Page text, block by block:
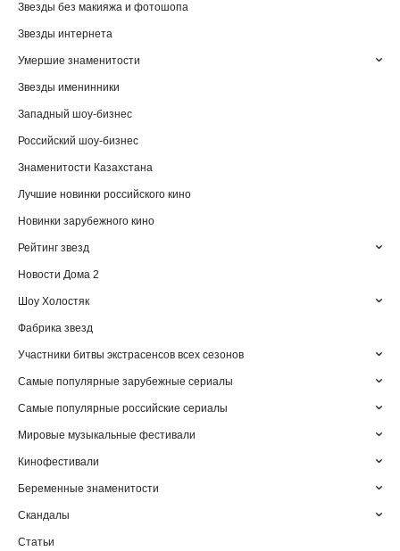
Звезды без макияжа и фотошопа
Звезды интернета
Умершие знаменитости
Звезды именинники
Западный шоу-бизнес
Российский шоу-бизнес
Знаменитости Казахстана
Лучшие новинки российского кино
Новинки зарубежного кино
Рейтинг звезд
Новости Дома 2
Шоу Холостяк
Фабрика звезд
Участники битвы экстрасенсов всех сезонов
Самые популярные зарубежные сериалы
Самые популярные российские сериалы
Мировые музыкальные фестивали
Кинофестивали
Беременные знаменитости
Скандалы
Статьи